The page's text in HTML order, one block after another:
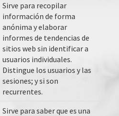
Sirve para recopilar
información de forma
anónima y elaborar
informes de tendencias de
sitios web sin identificar a
usuarios individuales.
Distingue los usuarios y las
sesiones; y si son
recurrentes.
Sirve para saber que es una